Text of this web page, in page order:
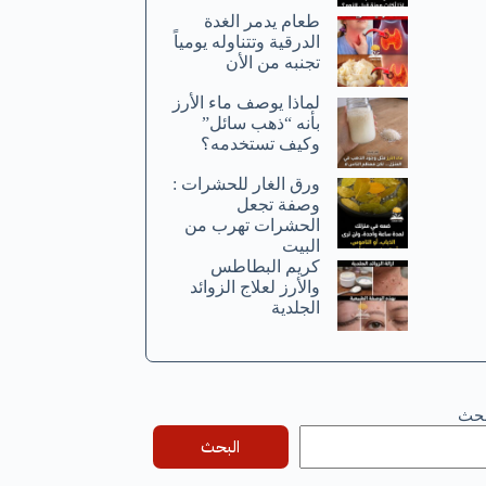
طعام يدمر الغدة
الدرقية وتتناوله يومياً
تجنبه من الأن
لماذا يوصف ماء الأرز
بأنه “ذهب سائل”
وكيف تستخدمه؟
ورق الغار للحشرات :
وصفة تجعل
الحشرات تهرب من
البيت
كريم البطاطس
والأرز لعلاج الزوائد
الجلدية
البحث